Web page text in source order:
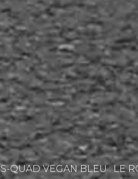
S-QUAD VEGAN BLEU : LE